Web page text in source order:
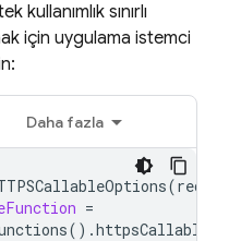
kullanımlık sınırlı
için uygulama istemci
Daha fazla
(
=
().httpsCallable